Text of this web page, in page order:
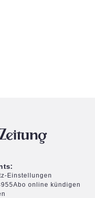
Einstellungen
Abo online kündigen